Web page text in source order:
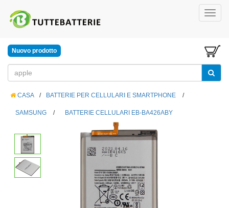
Nuovo prodotto
CASA / BATTERIE PER CELLULARI E SMARTPHONE /
SAMSUNG / BATTERIE CELLULARI EB-BA426ABY